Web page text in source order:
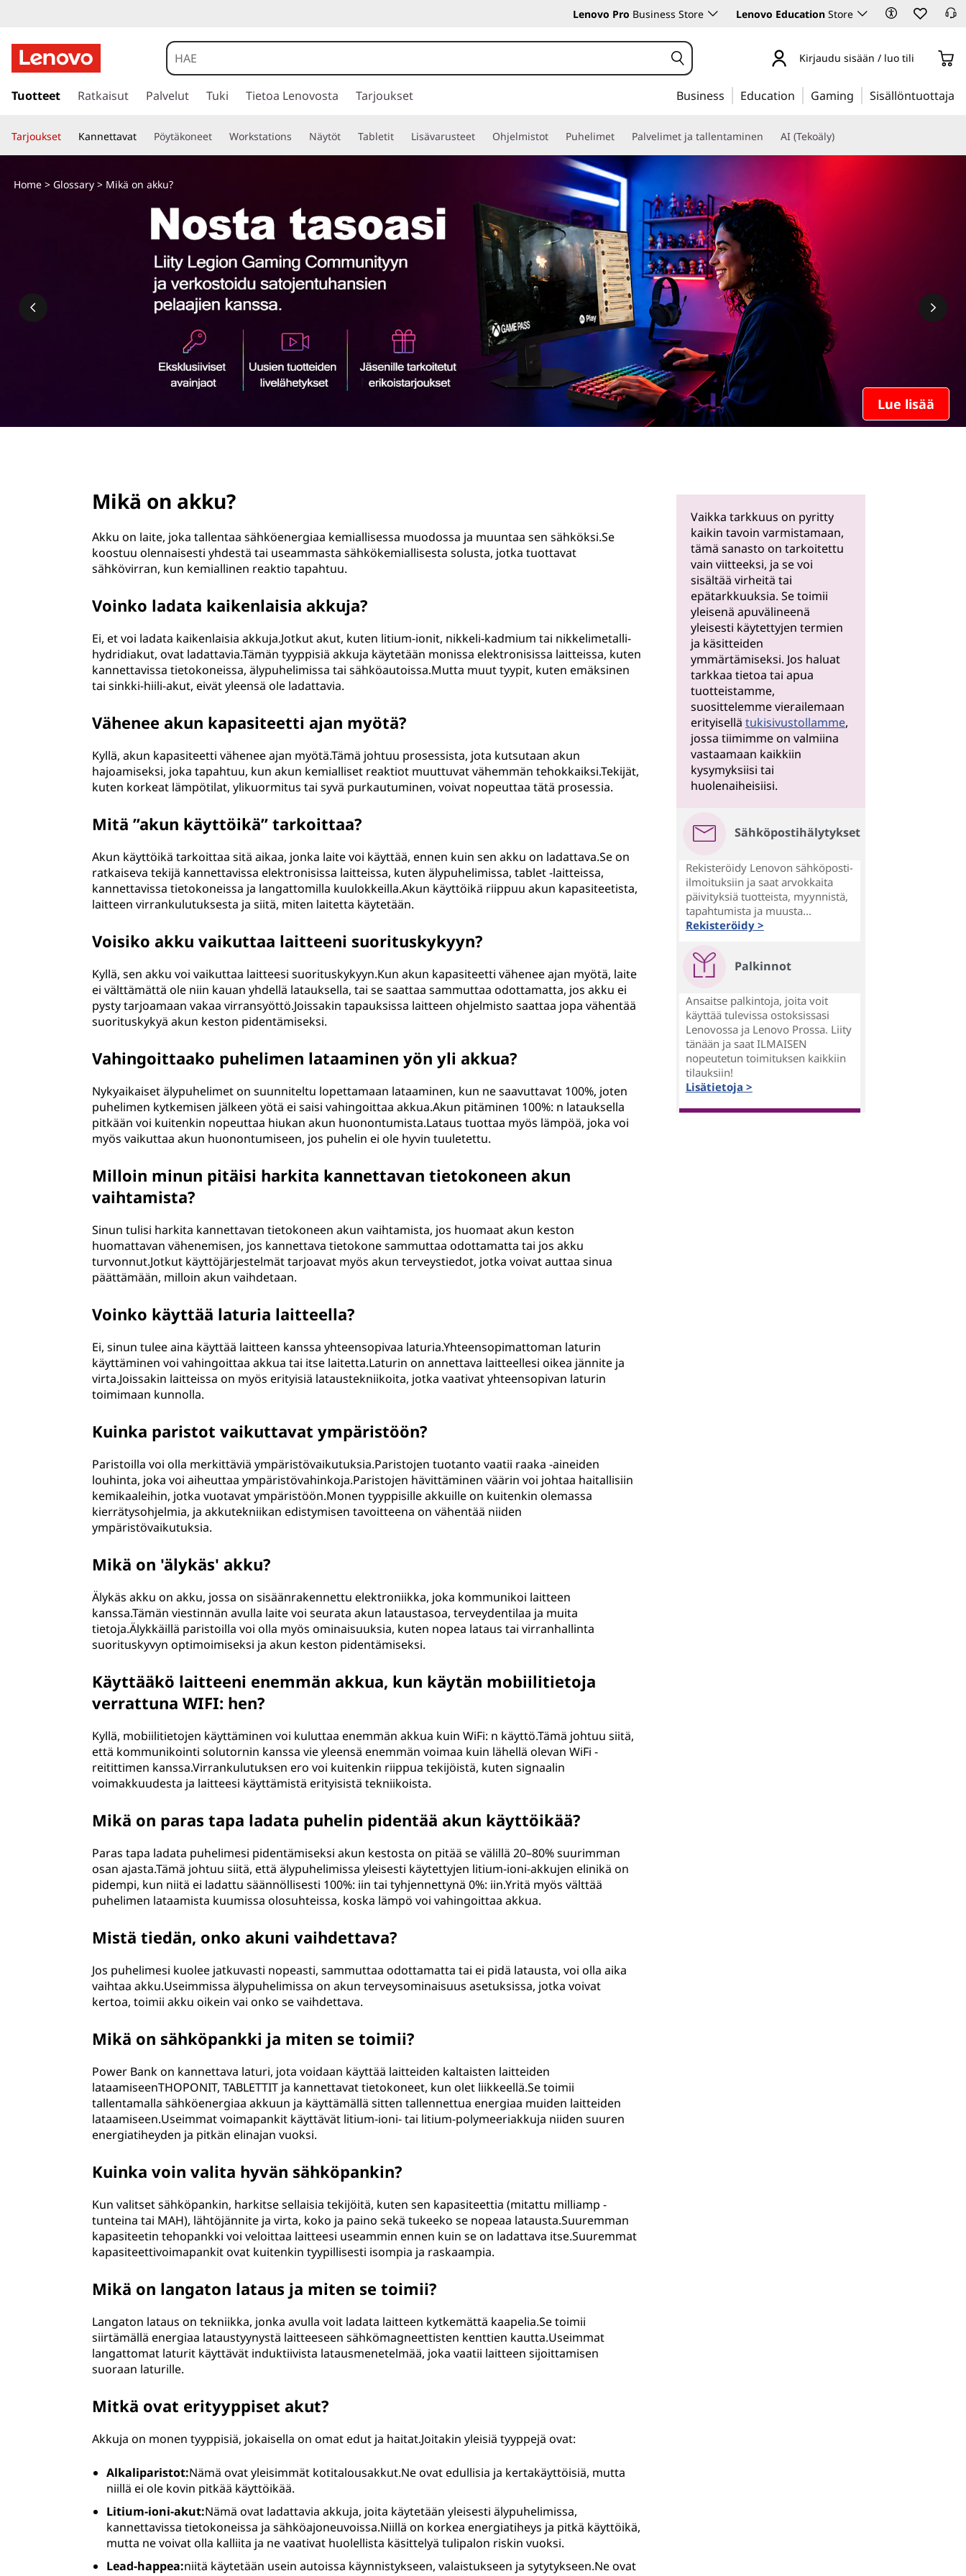
Lenovo Pro Business Store Lenovo Education Store
i
r
y
ä
Kirjaudu sisään / luo tili
Tuotteet Ratkaisut Palvelut Tuki Tietoa Lenovosta Tarjoukset Business Education Gaming Sisällöntuottaja
Tarjoukset Kannettavat Pöytäkoneet Workstations Näytöt Tabletit Lisävarusteet Ohjelmistot Puhelimet Palvelimet ja tallentaminen AI (Tekoäly)
Lue lisää
Home> Glossary> Mikä on akku?
Mikä on akku?
Akku on laite, joka tallentaa sähköenergiaa kemiallisessa muodossa ja muuntaa sen sähköksi.Se
koostuu olennaisesti yhdestä tai useammasta sähkökemiallisesta solusta, jotka tuottavat
sähkövirran, kun kemiallinen reaktio tapahtuu.
Voinko ladata kaikenlaisia akkuja?
Ei, et voi ladata kaikenlaisia akkuja.Jotkut akut, kuten litium-ionit, nikkeli-kadmium tai nikkelimetalli-
hydridiakut, ovat ladattavia.Tämän tyyppisiä akkuja käytetään monissa elektronisissa laitteissa, kuten
kannettavissa tietokoneissa, älypuhelimissa tai sähköautoissa.Mutta muut tyypit, kuten emäksinen
tai sinkki-hiili-akut, eivät yleensä ole ladattavia.
Vähenee akun kapasiteetti ajan myötä?
Kyllä, akun kapasiteetti vähenee ajan myötä.Tämä johtuu prosessista, jota kutsutaan akun
hajoamiseksi, joka tapahtuu, kun akun kemialliset reaktiot muuttuvat vähemmän tehokkaiksi.Tekijät,
kuten korkeat lämpötilat, ylikuormitus tai syvä purkautuminen, voivat nopeuttaa tätä prosessia.
Mitä ”akun käyttöikä” tarkoittaa?
Akun käyttöikä tarkoittaa sitä aikaa, jonka laite voi käyttää, ennen kuin sen akku on ladattava.Se on
ratkaiseva tekijä kannettavissa elektronisissa laitteissa, kuten älypuhelimissa, tablet -laitteissa,
kannettavissa tietokoneissa ja langattomilla kuulokkeilla.Akun käyttöikä riippuu akun kapasiteetista,
laitteen virrankulutuksesta ja siitä, miten laitetta käytetään.
Voisiko akku vaikuttaa laitteeni suorituskykyyn?
Kyllä, sen akku voi vaikuttaa laitteesi suorituskykyyn.Kun akun kapasiteetti vähenee ajan myötä, laite
ei välttämättä ole niin kauan yhdellä latauksella, tai se saattaa sammuttaa odottamatta, jos akku ei
pysty tarjoamaan vakaa virransyöttö.Joissakin tapauksissa laitteen ohjelmisto saattaa jopa vähentää
suorituskykyä akun keston pidentämiseksi.
Vahingoittaako puhelimen lataaminen yön yli akkua?
Nykyaikaiset älypuhelimet on suunniteltu lopettamaan lataaminen, kun ne saavuttavat 100%, joten
puhelimen kytkemisen jälkeen yötä ei saisi vahingoittaa akkua.Akun pitäminen 100%: n latauksella
pitkään voi kuitenkin nopeuttaa hiukan akun huonontumista.Lataus tuottaa myös lämpöä, joka voi
myös vaikuttaa akun huonontumiseen, jos puhelin ei ole hyvin tuuletettu.
Milloin minun pitäisi harkita kannettavan tietokoneen akun
vaihtamista?
Sinun tulisi harkita kannettavan tietokoneen akun vaihtamista, jos huomaat akun keston
huomattavan vähenemisen, jos kannettava tietokone sammuttaa odottamatta tai jos akku
turvonnut.Jotkut käyttöjärjestelmät tarjoavat myös akun terveystiedot, jotka voivat auttaa sinua
päättämään, milloin akun vaihdetaan.
Voinko käyttää laturia laitteella?
Ei, sinun tulee aina käyttää laitteen kanssa yhteensopivaa laturia.Yhteensopimattoman laturin
käyttäminen voi vahingoittaa akkua tai itse laitetta.Laturin on annettava laitteellesi oikea jännite ja
virta.Joissakin laitteissa on myös erityisiä lataustekniikoita, jotka vaativat yhteensopivan laturin
toimimaan kunnolla.
Kuinka paristot vaikuttavat ympäristöön?
Paristoilla voi olla merkittäviä ympäristövaikutuksia.Paristojen tuotanto vaatii raaka -aineiden
louhinta, joka voi aiheuttaa ympäristövahinkoja.Paristojen hävittäminen väärin voi johtaa haitallisiin
kemikaaleihin, jotka vuotavat ympäristöön.Monen tyyppisille akkuille on kuitenkin olemassa
kierrätysohjelmia, ja akkutekniikan edistymisen tavoitteena on vähentää niiden
ympäristövaikutuksia.
Mikä on 'älykäs' akku?
Älykäs akku on akku, jossa on sisäänrakennettu elektroniikka, joka kommunikoi laitteen
kanssa.Tämän viestinnän avulla laite voi seurata akun lataustasoa, terveydentilaa ja muita
tietoja.Älykkäillä paristoilla voi olla myös ominaisuuksia, kuten nopea lataus tai virranhallinta
suorituskyvyn optimoimiseksi ja akun keston pidentämiseksi.
Käyttääkö laitteeni enemmän akkua, kun käytän mobiilitietoja
verrattuna WIFI: hen?
Kyllä, mobiilitietojen käyttäminen voi kuluttaa enemmän akkua kuin WiFi: n käyttö.Tämä johtuu siitä,
että kommunikointi solutornin kanssa vie yleensä enemmän voimaa kuin lähellä olevan WiFi -
reitittimen kanssa.Virrankulutuksen ero voi kuitenkin riippua tekijöistä, kuten signaalin
voimakkuudesta ja laitteesi käyttämistä erityisistä tekniikoista.
Mikä on paras tapa ladata puhelin pidentää akun käyttöikää?
Paras tapa ladata puhelimesi pidentämiseksi akun kestosta on pitää se välillä 20–80% suurimman
osan ajasta.Tämä johtuu siitä, että älypuhelimissa yleisesti käytettyjen litium-ioni-akkujen elinikä on
pidempi, kun niitä ei ladattu säännöllisesti 100%: iin tai tyhjennettynä 0%: iin.Yritä myös välttää
puhelimen lataamista kuumissa olosuhteissa, koska lämpö voi vahingoittaa akkua.
Mistä tiedän, onko akuni vaihdettava?
Jos puhelimesi kuolee jatkuvasti nopeasti, sammuttaa odottamatta tai ei pidä latausta, voi olla aika
vaihtaa akku.Useimmissa älypuhelimissa on akun terveysominaisuus asetuksissa, jotka voivat
kertoa, toimii akku oikein vai onko se vaihdettava.
Mikä on sähköpankki ja miten se toimii?
Power Bank on kannettava laturi, jota voidaan käyttää laitteiden kaltaisten laitteiden
lataamiseenTHOPONIT, TABLETTIT ja kannettavat tietokoneet, kun olet liikkeellä.Se toimii
tallentamalla sähköenergiaa akkuun ja käyttämällä sitten tallennettua energiaa muiden laitteiden
lataamiseen.Useimmat voimapankit käyttävät litium-ioni- tai litium-polymeeriakkuja niiden suuren
energiatiheyden ja pitkän elinajan vuoksi.
Kuinka voin valita hyvän sähköpankin?
Kun valitset sähköpankin, harkitse sellaisia tekijöitä, kuten sen kapasiteettia (mitattu milliamp -
tunteina tai MAH), lähtöjännite ja virta, koko ja paino sekä tukeeko se nopeaa latausta.Suuremman
kapasiteetin tehopankki voi veloittaa laitteesi useammin ennen kuin se on ladattava itse.Suuremmat
kapasiteettivoimapankit ovat kuitenkin tyypillisesti isompia ja raskaampia.
Mikä on langaton lataus ja miten se toimii?
Langaton lataus on tekniikka, jonka avulla voit ladata laitteen kytkemättä kaapelia.Se toimii
siirtämällä energiaa lataustyynystä laitteeseen sähkömagneettisten kenttien kautta.Useimmat
langattomat laturit käyttävät induktiivista latausmenetelmää, joka vaatii laitteen sijoittamisen
suoraan laturille.
Mitkä ovat erityyppiset akut?
Akkuja on monen tyyppisiä, jokaisella on omat edut ja haitat.Joitakin yleisiä tyyppejä ovat:
Alkaliparistot:Nämä ovat yleisimmät kotitalousakkut.Ne ovat edullisia ja kertakäyttöisiä, mutta
niillä ei ole kovin pitkää käyttöikää.
Litium-ioni-akut:Nämä ovat ladattavia akkuja, joita käytetään yleisesti älypuhelimissa,
kannettavissa tietokoneissa ja sähköajoneuvoissa.Niillä on korkea energiatiheys ja pitkä käyttöikä,
mutta ne voivat olla kalliita ja ne vaativat huolellista käsittelyä tulipalon riskin vuoksi.
Lead-happea:niitä käytetään usein autoissa käynnistykseen, valaistukseen ja sytytykseen.Ne ovat
Vaikka tarkkuus on pyritty
kaikin tavoin varmistamaan,
tämä sanasto on tarkoitettu
vain viitteeksi, ja se voi
sisältää virheitä tai
epätarkkuuksia. Se toimii
yleisenä apuvälineenä
yleisesti käytettyjen termien
ja käsitteiden
ymmärtämiseksi. Jos haluat
tarkkaa tietoa tai apua
tuotteistamme,
suosittelemme vierailemaan
erityisellä tukisivustollamme,
jossa tiimimme on valmiina
vastaamaan kaikkiin
kysymyksiisi tai
huolenaiheisiisi.
Sähköpostihälytykset
Rekisteröidy Lenovon sähköposti-
ilmoituksiin ja saat arvokkaita
päivityksiä tuotteista, myynnistä,
tapahtumista ja muusta...
Rekisteröidy >
Palkinnot
Ansaitse palkintoja, joita voit
käyttää tulevissa ostoksissasi
Lenovossa ja Lenovo Prossa. Liity
tänään ja saat ILMAISEN
nopeutetun toimituksen kaikkiin
tilauksiin!
Lisätietoja >